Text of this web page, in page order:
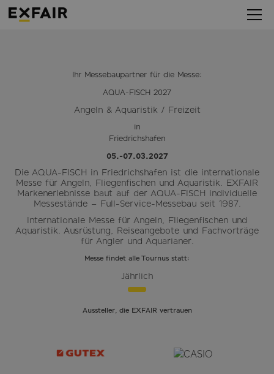
Ihr Messebaupartner für die Messe:
AQUA-FISCH 2027
Angeln & Aquaristik / Freizeit
in
Friedrichshafen
05.-07.03.2027
Die AQUA-FISCH in Friedrichshafen ist die internationale
Messe für Angeln, Fliegenfischen und Aquaristik. EXFAIR
Markenerlebnisse baut auf der AQUA-FISCH individuelle
Messestände – Full-Service-Messebau seit 1987.
Internationale Messe für Angeln, Fliegenfischen und
Aquaristik. Ausrüstung, Reiseangebote und Fachvorträge
für Angler und Aquarianer.
Messe findet alle Tournus statt:
Jährlich
Aussteller, die EXFAIR vertrauen